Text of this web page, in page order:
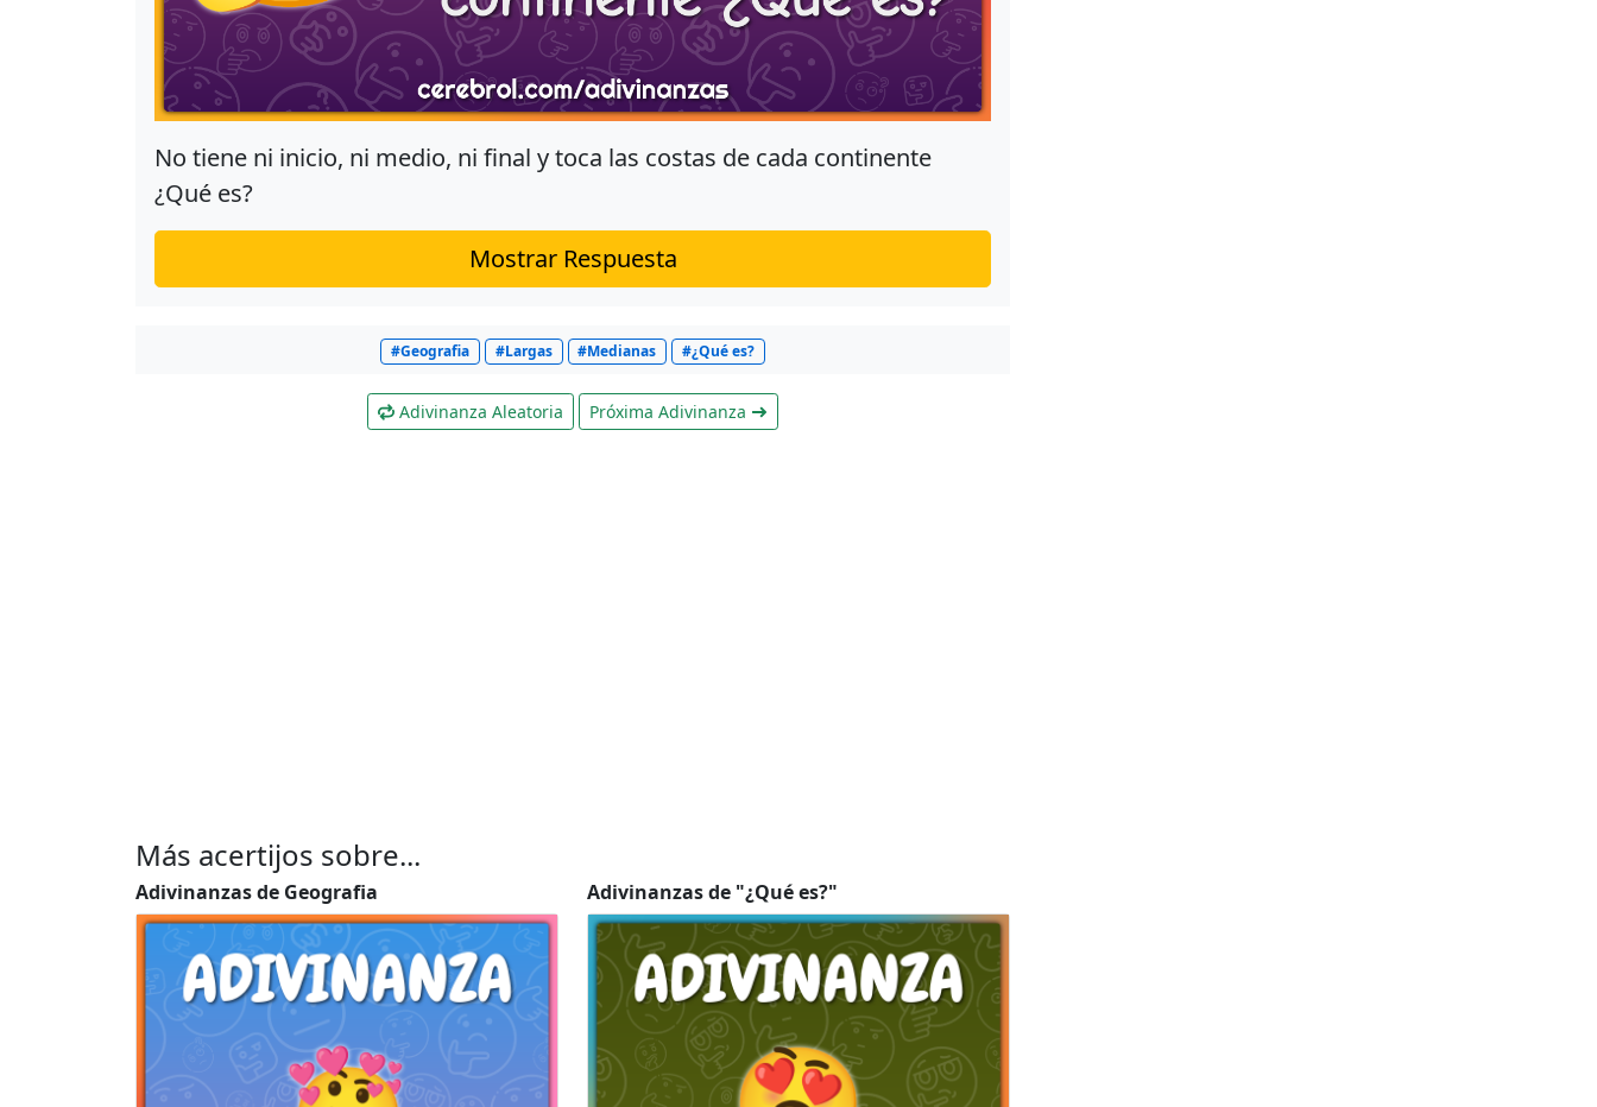
No tiene ni inicio, ni medio, ni final y toca las costas de cada continente
¿Qué es?
Mostrar Respuesta
#Geografia #Largas #Medianas #¿Qué es?
Adivinanza Aleatoria Próxima Adivinanza
Más acertijos sobre...
Adivinanzas de Geografia Adivinanzas de "¿Qué es?"